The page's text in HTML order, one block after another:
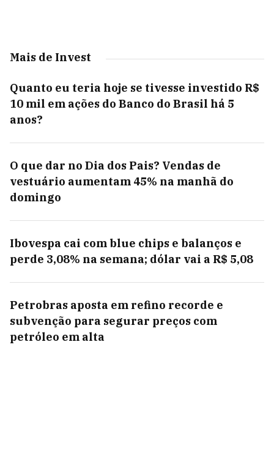
Mais de Invest
Quanto eu teria hoje se tivesse investido R$
10 mil em ações do Banco do Brasil há 5
anos?
O que dar no Dia dos Pais? Vendas de
vestuário aumentam 45% na manhã do
domingo
Ibovespa cai com blue chips e balanços e
perde 3,08% na semana; dólar vai a R$ 5,08
Petrobras aposta em refino recorde e
subvenção para segurar preços com
petróleo em alta